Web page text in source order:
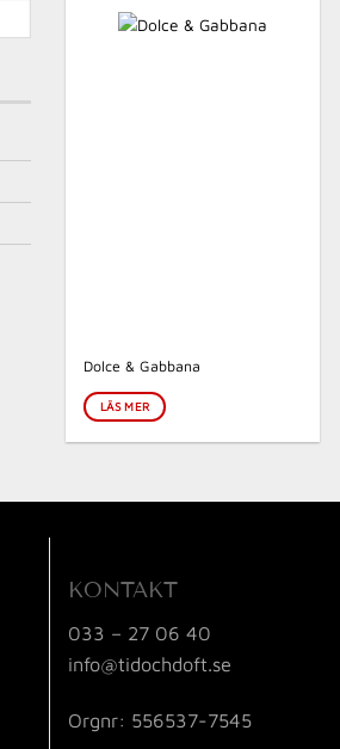
Finns i lager!
Dolce & Gabbana
LÄS MER
KONTAKT
033 – 27 06 40
info@tidochdoft.se
Orgnr: 556537-7545